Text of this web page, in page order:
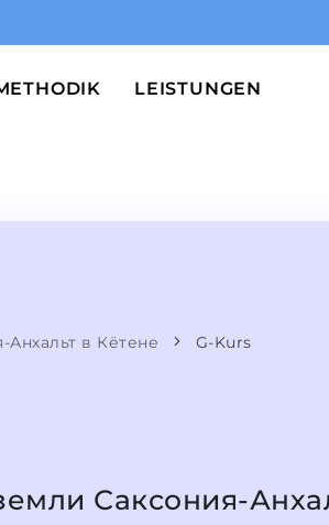
LEISTUNGEN
в Кётене G-Kurs
Саксония-